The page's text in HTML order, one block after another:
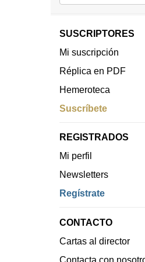
SUSCRIPTORES
Mi suscripción
Réplica en PDF
Hemeroteca
Suscríbete
REGISTRADOS
Mi perfil
Newsletters
Regístrate
CONTACTO
Cartas al director
Contacta con